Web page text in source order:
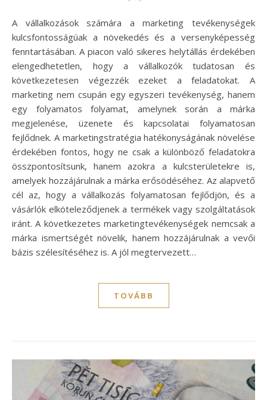
A vállalkozások számára a marketing tevékenységek
kulcsfontosságúak a növekedés és a versenyképesség
fenntartásában. A piacon való sikeres helytállás érdekében
elengedhetetlen, hogy a vállalkozók tudatosan és
következetesen végezzék ezeket a feladatokat. A
marketing nem csupán egy egyszeri tevékenység, hanem
egy folyamatos folyamat, amelynek során a márka
megjelenése, üzenete és kapcsolatai folyamatosan
fejlődnek. A marketingstratégia hatékonyságának növelése
érdekében fontos, hogy ne csak a különböző feladatokra
összpontosítsunk, hanem azokra a kulcsterületekre is,
amelyek hozzájárulnak a márka erősödéséhez. Az alapvető
cél az, hogy a vállalkozás folyamatosan fejlődjön, és a
vásárlók elköteleződjenek a termékek vagy szolgáltatások
iránt. A következetes marketingtevékenységek nemcsak a
márka ismertségét növelik, hanem hozzájárulnak a vevői
bázis szélesítéséhez is. A jól megtervezett…
TOVÁBB